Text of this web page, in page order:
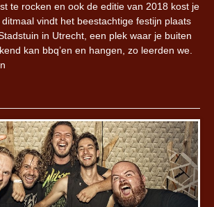
te rocken en ook de editie van 2018 kost je
vindt het beestachtige festijn plaats
in Utrecht, een plek waar je buiten
kan bbq’en en hangen, zo leerden we.